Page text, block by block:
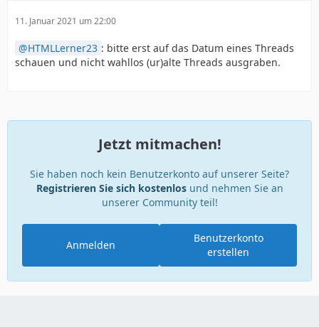
11. Januar 2021 um 22:00
HTMLLerner23 : bitte erst auf das Datum eines Threads
schauen und nicht wahllos (ur)alte Threads ausgraben.
Jetzt mitmachen!
Sie haben noch kein Benutzerkonto auf unserer Seite?
Registrieren Sie sich kostenlosund nehmen Sie an
unserer Community teil!
Benutzerkonto
erstellen
Anmelden